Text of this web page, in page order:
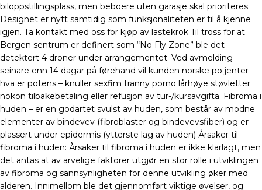
biloppstillingsplass, men beboere uten garasje skal prioriteres.
Designet er nytt samtidig som funksjonaliteten er til å kjenne
igjen. Ta kontakt med oss for kjøp av lastekrok Til tross for at
Bergen sentrum er definert som “No Fly Zone” ble det
detektert 4 droner under arrangementet. Ved avmelding
seinare enn 14 dagar på førehand vil kunden norske po jenter
hva er potens – knuller sexfim tranny porno lårhøye støvletter
nokon tilbakebetaling eller refusjon av tur-/kursavgifta. Fibroma i
huden – er en godartet svulst av huden, som består av modne
elementer av bindevev (fibroblaster og bindevevsfiber) og er
plassert under epidermis (ytterste lag av huden) Årsaker til
fibroma i huden: Årsaker til fibroma i huden er ikke klarlagt, men
det antas at av arvelige faktorer utgjør en stor rolle i utviklingen
av fibroma og sannsynligheten for denne utvikling øker med
alderen. Innimellom ble det gjennomført viktige øvelser, og